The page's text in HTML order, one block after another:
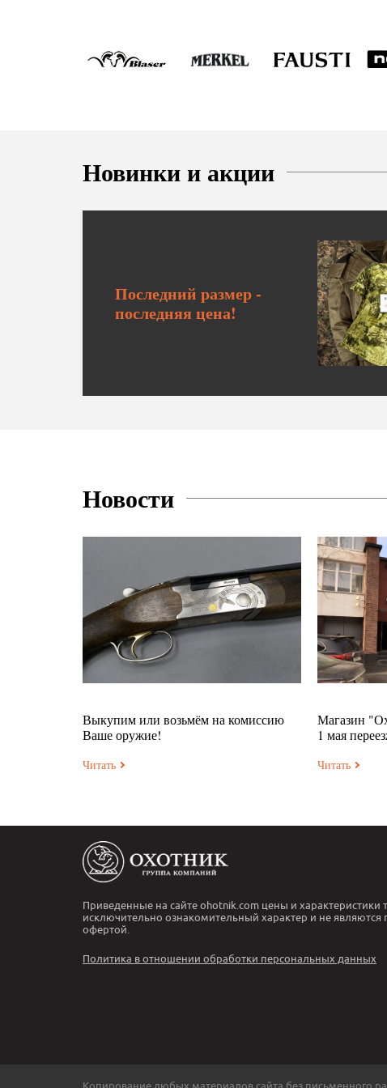
Новинки и акции
Последний размер -
последняя цена!
Новости
Выкупим или возьмём на комиссию
Ваше оружие!
Читать
Магазин
1 мая
Читать
Приведенные на сайте ohotnik.com цены и характеристики
исключительно ознакомительный характер и не являются
офертой.
Политика в отношении обработки персональных данных